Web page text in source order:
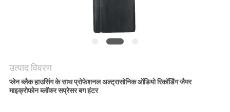
साइटमैप
उत्पाद विवरण
प्लेन ब्लैक हाउसिंग के साथ प्रोफेशनल अल्ट्रासोनिक ऑडियो रिकॉर्डिंग जैमर
माइक्रोफोन ब्लॉकर सप्रेसर बग हंटर